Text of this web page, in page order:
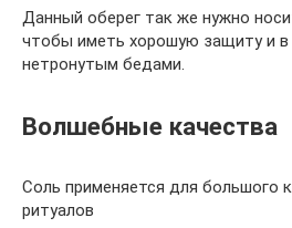
Данный оберег так же нужно
чтобы иметь хорошую защиту и
нетронутым бедами.
Волшебные качества
Соль применяется для большого
ритуалов